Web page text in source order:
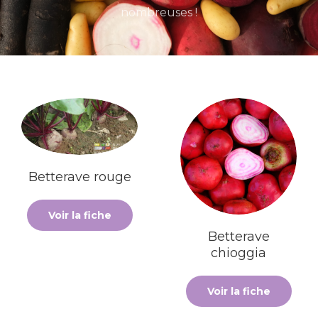
nombreuses !
Betterave rouge
Voir la fiche
Betterave
chioggia
Voir la fiche